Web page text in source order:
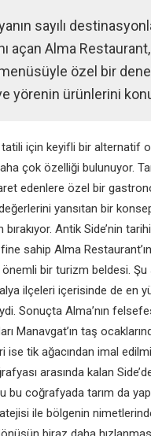
sayılı
açan Alma
özel bir
yörenin ürünlerini
için keyifli bir alternatif
çok özelliği bulunuyor.
edenlere özel bir
yansıtan bir
bırakıyor. Antik Side’nin tarihi
sahip Alma Restaurant’ın
önemli bir turizm beldesi.
ilçeleri içerisinde de en
Sonuçta Alma’nın
Manavgat’ın taş
ise tik ağacından imal
arasında kalan
bu coğrafyada tarım da
ile bölgenin